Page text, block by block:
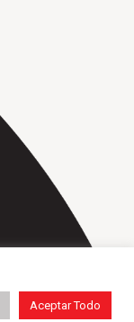
Aceptar Todo